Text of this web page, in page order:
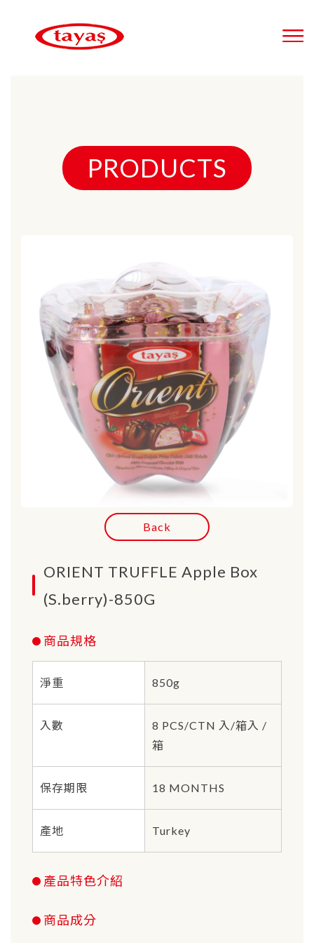
PRODUCTS
Back
ORIENT TRUFFLE Apple Box
(S.berry)-850G
商品規格
淨重 850g
入數
8 PCS/CTN 入/箱入 /
箱
保存期限 18 MONTHS
產地 Turkey
產品特色介紹
商品成分